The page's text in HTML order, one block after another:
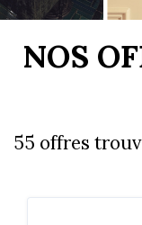
NOS
55 offres